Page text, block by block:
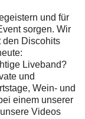
und für
sorgen. Wir
den Discohits
Liveband?
und
Wein- und
einem unserer
Videos